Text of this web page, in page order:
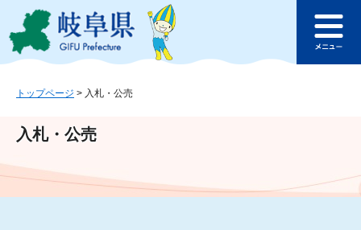
ジ
ュ
文
このページの本文へ
ュ
トップページ > 入札・公売
入札・公売